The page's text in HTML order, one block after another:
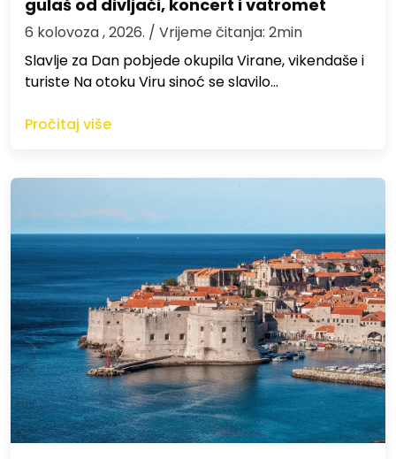
gulaš od divljači, koncert i vatromet
6 kolovoza , 2026. / Vrijeme čitanja: 2min
Slavlje za Dan pobjede okupila Virane, vikendaše i
turiste Na otoku Viru sinoć se slavilo…
Pročitaj više